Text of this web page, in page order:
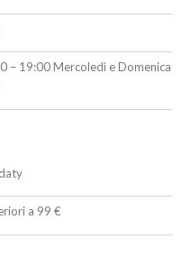
– 19:00 Mercoledì e Domenica
a 99 €